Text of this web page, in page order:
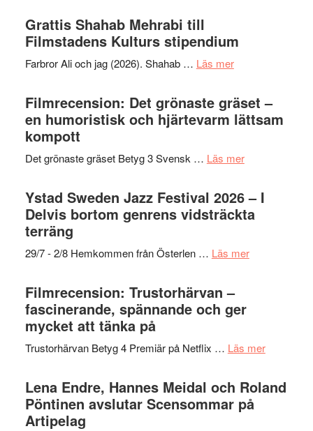
I
Want
to
Believe
Vrach
Frankenshtey
med
Mulder
och
Dana
presenterar
19
titlar
i
Grattis Shahab Mehrabi till
Filmstadens Kulturs stipendium
Farbror Ali och jag (2026). Shahab … Läs merom
Shahab
Mehrabi
till
Kulturs
Filmrecension: Det grönaste gräset –
en humoristisk och hjärtevarm lättsam
kompott
Det grönaste gräset Betyg 3 Svensk … Läs merom
Det
grönaste
gräset
en
hjärtevarm
Ystad Sweden Jazz Festival 2026 – I
Delvis bortom genrens vidsträckta
terräng
29/7 - 2/8 Hemkommen från Österlen … Läs merom
–
Delvis
bortom
Filmrecension: Trustorhärvan –
fascinerande, spännande och ger
mycket att tänka på
Trustorhärvan Betyg 4 Premiär på Netflix … Läs merom
–
Lena Endre, Hannes Meidal och Roland
Pöntinen avslutar Scensommar på
Artipelag